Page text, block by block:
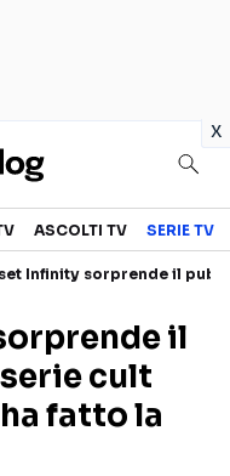
x
TV
SHOW
ASCOLTI TV SERIE TV
Infinity sorprende il
il
cult
fatto la